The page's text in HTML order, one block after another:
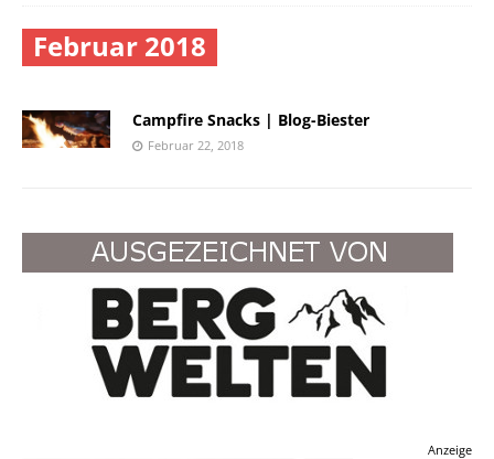
Februar 2018
Campfire Snacks | Blog-Biester
Februar 22, 2018
Anzeige